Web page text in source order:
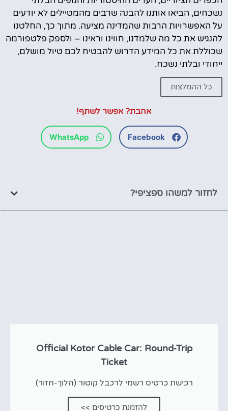
נשכחים, הביאו אותנו להבנה שרבים מהמטיילים לא יודעים
על האפשרויות הרבות שהמדינה מציעה. מתוך כך, החלטנו
להנגיש את כל מה שלמדנו, חווינו וראינו – ולספק פלטפורמה
שכוללת את כל המידע הדרוש להבטיח לכם טיול מושלם,
ייחודי ובלתי נשכח.
כל ההמלצות
אהבת? אפשר לשתף!
Facebook
WhatsApp
לחזור למשהו ספציפי?
Official Kotor Cable Car: Round-Trip
Ticket
רכישת כרטיס רשמי לרכבל קוטור (הלוך-חזור)
להזמנת כרטיסים >>